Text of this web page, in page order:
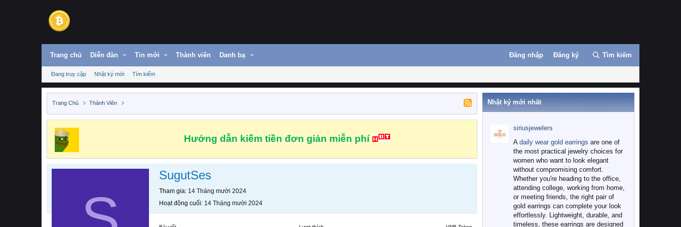
Trang chủ Diễn đàn Tin mới Thành viên Danh bạ Đăng nhập Đăng ký Tìm kiếm
Đang truy cập Nhật ký mới Tìm kiếm
Trang Chủ Thành Viên
Hướng dẫn kiếm tiền đơn giản miễn phí
SugutSes
Tham gia 14 Tháng mười 2024
Hoạt động cuối 14 Tháng mười 2024
Nhật ký mới nhất
siriusjewelers
A daily wear gold earrings are one of
the most practical jewelry choices for
women who want to look elegant
without compromising comfort.
Whether you're heading to the office,
attending college, working from home,
or meeting friends, the right pair of
gold earrings can complete your look
effortlessly. Lightweight, durable, and
timeless, these earrings are designed